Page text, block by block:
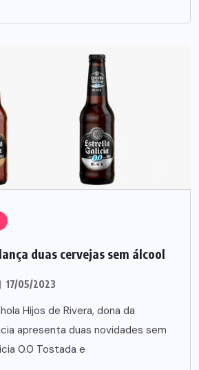
duas cervejas sem álcool
17/05/2023
Hijos de Rivera, dona da
apresenta duas novidades sem
0.0 Tostada e